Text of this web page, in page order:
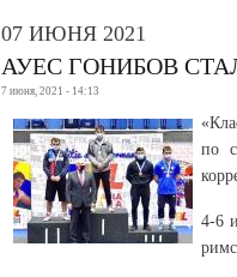
07 ИЮНЯ 2021
АУЕС ГОНИБОВ
7 июня, 2021 - 14:13
по
4-6